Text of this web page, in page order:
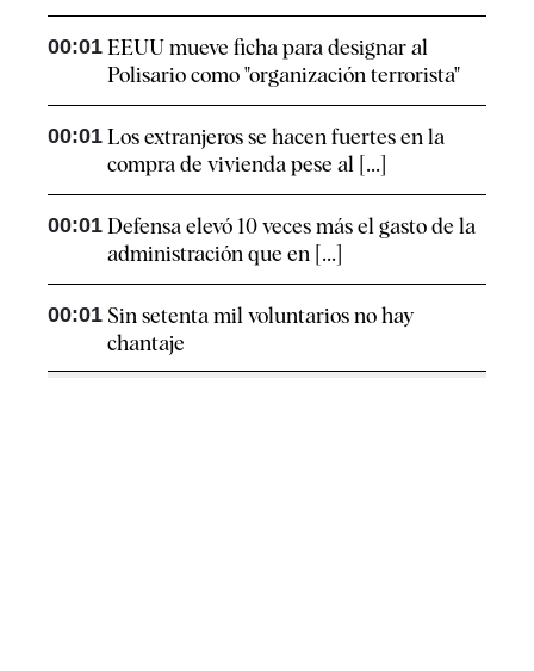
00:01 EEUU mueve ficha para designar al
Polisario como "organización terrorista"
00:01 Los extranjeros se hacen fuertes en la
compra de vivienda pese al [...]
00:01 Defensa elevó 10 veces más el gasto de la
administración que en [...]
00:01 Sin setenta mil voluntarios no hay
chantaje